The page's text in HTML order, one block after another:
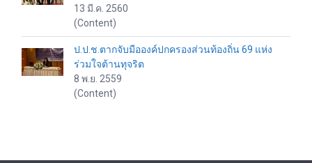
13 มี.ค. 2560
(Content)
ป.ป.ช.ตากจับมือองค์ปกครองส่วนท้องถิ่น 69 แห่ง
ร่วมใจต้านทุจริต
8 พ.ย. 2559
(Content)